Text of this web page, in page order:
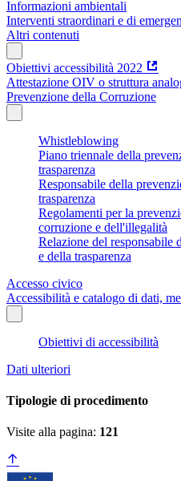
Informazioni ambientali
Interventi straordinari e di
Altri contenuti
Obiettivi accessibilità 2022
Attestazione OIV o struttura
Prevenzione della Corruzione
Whistleblowing
Piano triennale della
trasparenza
Responsabile della
trasparenza
Regolamenti per la
corruzione e dell'illegalità
Relazione del responsabile
e della trasparenza
Accesso civico
Accessibilità e catalogo di dati,
Obiettivi di accessibilità
Dati ulteriori
Tipologie di procedimento
Visite alla pagina: 121